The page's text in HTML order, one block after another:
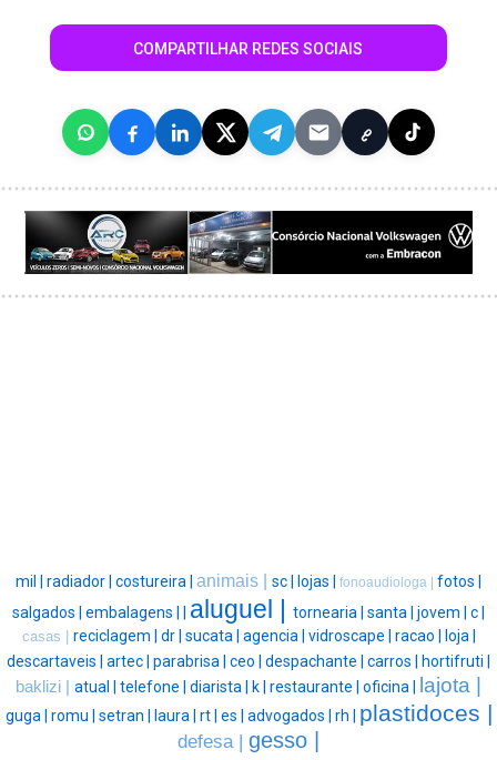
COMPARTILHAR REDES SOCIAIS
mil | radiador | costureira | animais | sc | lojas | fonoaudiologa | fotos |
salgados | embalagens | aluguel | tornearia | santa | jovem | c |
casas | reciclagem | dr | sucata | agencia | vidroscape | racao |
loja |
descartaveis | artec | parabrisa | ceo | despachante | carros |
hortifruti |
baklizi | atual | telefone | diarista | k | restaurante | oficina | lajota |
guga | romu | setran | laura | rt | es | advogados | rh | plastidoces |
defesa | gesso |